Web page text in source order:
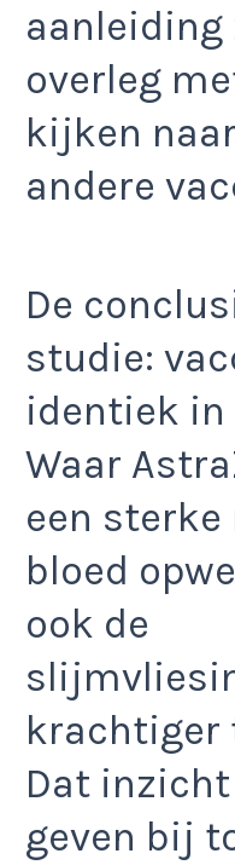
overleg
kijken
andere
De
studie:
identiek in
Waar
een
bloed
ook de
krachtiger
Dat
geven bij